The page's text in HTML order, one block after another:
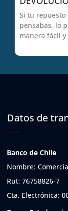
Si tu
pensabas, lo
manera fácil
Datos de
Banco de Chile
Nombre:
Rut: 76758826-7
Cta. Electrónica: